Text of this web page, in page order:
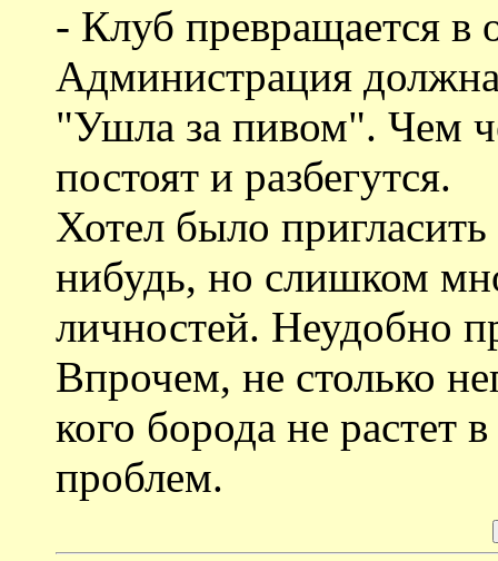
- Клуб превращается в
Администрация
"Ушла за пивом". Чем
постоят и разбегутся.
Хотел было
нибудь, но слишком
личностей. Неудобно
Впрочем, не столько
кого борода не растет
проблем.